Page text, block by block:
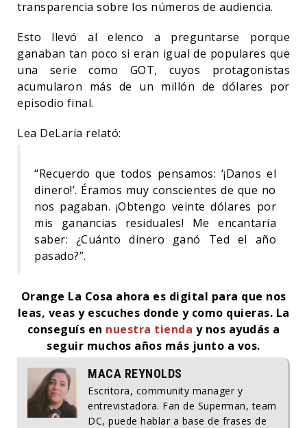
transparencia sobre los números de audiencia.
Esto llevó al elenco a preguntarse porque
ganaban tan poco si eran igual de populares que
una serie como GOT, cuyos protagonistas
acumularon más de un millón de dólares por
episodio final.
Lea DeLaria relató:
“Recuerdo que todos pensamos: ‘¡Danos el
dinero!’. Éramos muy conscientes de que no
nos pagaban. ¡Obtengo veinte dólares por
mis ganancias residuales! Me encantaría
saber: ¿Cuánto dinero ganó Ted el año
pasado?”.
Orange La Cosa ahora es digital para que nos
leas, veas y escuches donde y como quieras. La
conseguís en nuestra tienda y nos ayudás a
seguir muchos años más junto a vos.
MACA REYNOLDS
Escritora, community manager y
entrevistadora. Fan de Superman, team
DC, puede hablar a base de frases de